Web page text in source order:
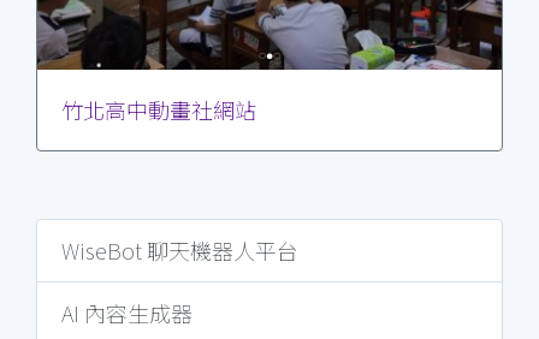
竹北高中動畫社網站
WiseBot 聊天機器人平台
AI 內容生成器